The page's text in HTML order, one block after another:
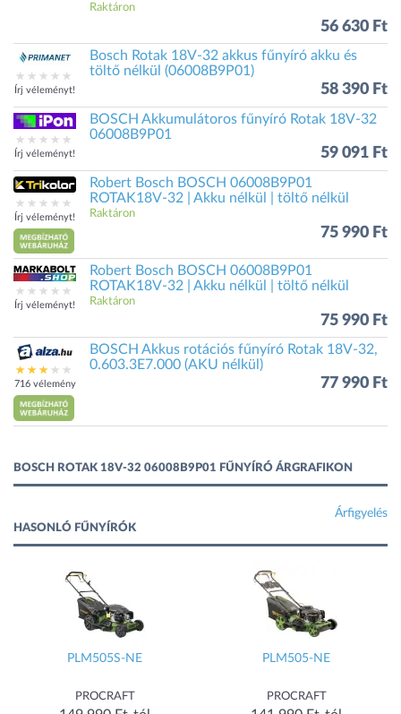
Raktáron
56 630 Ft
Írj véleményt!
Bosch Rotak 18V-32 akkus fűnyíró akku és
töltő nélkül (06008B9P01)
58 390 Ft
Írj véleményt!
BOSCH Akkumulátoros fűnyíró Rotak 18V-32
06008B9P01
59 091 Ft
Írj véleményt!
Robert Bosch BOSCH 06008B9P01
ROTAK18V-32 | Akku nélkül | töltő nélkül
Raktáron
75 990 Ft
Írj véleményt!
Robert Bosch BOSCH 06008B9P01
ROTAK18V-32 | Akku nélkül | töltő nélkül
Raktáron
75 990 Ft
716 vélemény
BOSCH Akkus rotációs fűnyíró Rotak 18V-32,
0.603.3E7.000 (AKU nélkül)
77 990 Ft
BOSCH ROTAK 18V-32 06008B9P01 FŰNYÍRÓ ÁRGRAFIKON
Árfigyelés
HASONLÓ FŰNYÍRÓK
PLM505S-NE
PROCRAFT
PLM505-NE
PROCRAFT